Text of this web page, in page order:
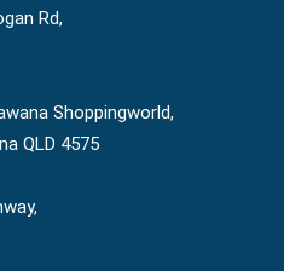
Rd,
Shoppingworld,
QLD 4575